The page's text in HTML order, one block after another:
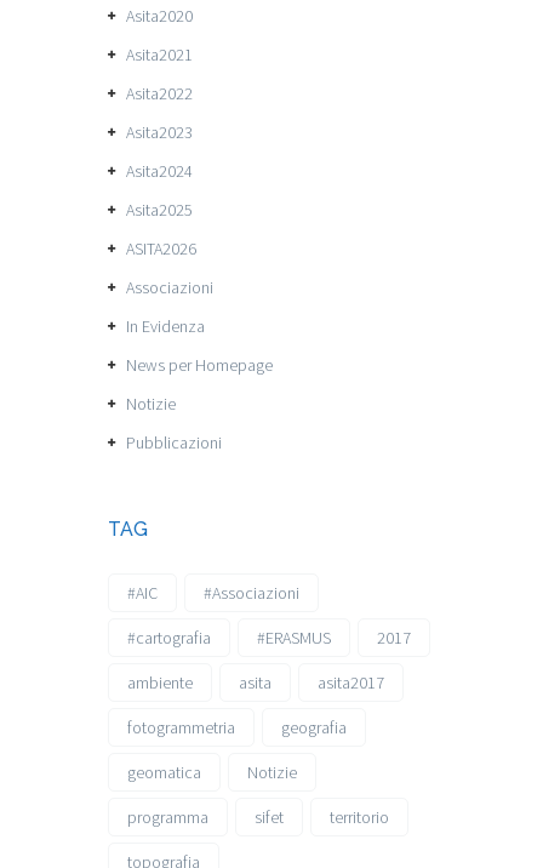
Asita2020
Asita2021
Asita2022
Asita2023
Asita2024
Asita2025
ASITA2026
Associazioni
In Evidenza
News per Homepage
Notizie
Pubblicazioni
TAG
#AIC #Associazioni
#cartografia #ERASMUS 2017
ambiente asita asita2017
fotogrammetria geografia
geomatica Notizie
programma sifet territorio
topografia